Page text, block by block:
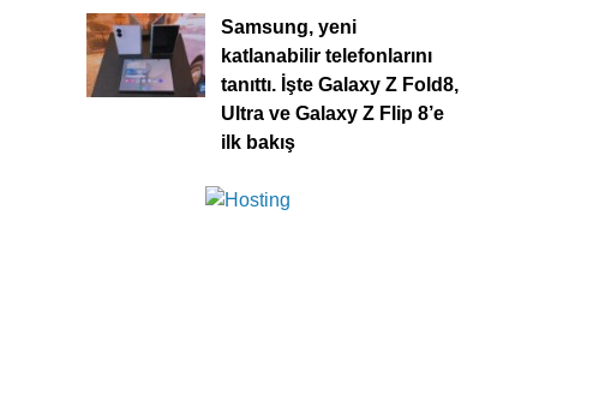
Samsung, yeni
katlanabilir telefonlarını
tanıttı. İşte Galaxy Z Fold8,
Ultra ve Galaxy Z Flip 8’e
ilk bakış